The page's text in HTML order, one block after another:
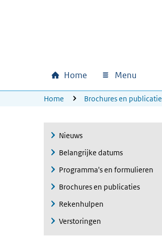
Hoofdnavigatie
Home Menu
U bevindt zich hier:
Home Brochures en
Nieuws
Belangrijke datums
Programma's en formulieren
Brochures en publicaties
Rekenhulpen
Verstoringen